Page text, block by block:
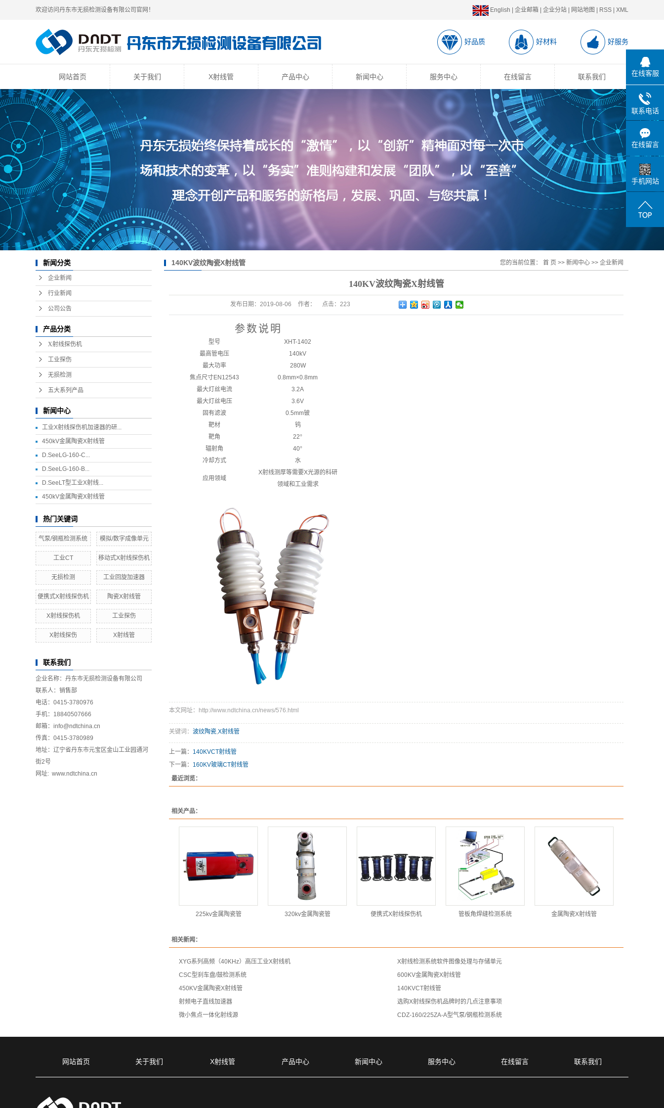
欢迎访问丹东市无损检测设备有限公司官网！ English 企业邮箱 企业分站 网站地图 RSS XML
好品质 好材料 好服务
网站首页 关于我们 X射线管 产品中心 新闻中心 服务中心 在线留言 联系我们
新闻分类
企业新闻
行业新闻
公司公告
产品分类
X射线探伤机
工业探伤
无损检测
五大系列产品
新闻中心
工业X射线探伤机加速器的研...
450kV金属陶瓷X射线管
D.SeeLG-160-C...
D.SeeLG-160-B...
D.SeeLT型工业X射线...
450kV金属陶瓷X射线管
热门关键词
气泵/钢瓶检测系统 模拟/数字成像单元
工业CT 移动式X射线探伤机
无损检测 工业回旋加速器
便携式X射线探伤机 陶瓷X射线管
X射线探伤机 工业探伤
X射线探伤 X射线管
联系我们
企业名称：丹东市无损检测设备有限公司
联系人：销售部
电话：0415-3780976
手机：18840507666
邮箱：info@ndtchina.cn
传真：0415-3780989
地址：辽宁省丹东市元宝区金山工业园通河
街2号
网址: www.ndtchina.cn
140KV波纹陶瓷X射线管 您的当前位置： 首 页 >> 新闻中心 >> 企业新闻
140KV波纹陶瓷X射线管
发布日期： 2019-08-06 作者： 点击： 223
参 数 说 明
型号
XHT-1402
最高管电压
140kV
最大功率
280W
焦点尺寸EN12543 0.8mm×0.8mm
最大灯丝电流
3.2A
最大灯丝电压
3.6V
固有滤波
0.5mm铍
靶材
钨
靶角
22°
辐射角
40°
冷却方式
水
应用领域
X射线测厚等需要X光源的科研
领域和工业需求
本文网址：http://www.ndtchina.cn/news/576.html
关键词： 波纹陶瓷,X射线管
上一篇： 140KVCT射线管
下一篇： 160KV玻璃CT射线管
最近浏览：
相关产品：
225kv金属陶瓷管 320kv金属陶瓷管 便携式X射线探伤机 管板角焊缝检测系统 金属陶瓷X射线管
相关新闻：
XYG系列高频（40KHz）高压工业X射线机
X射线检测系统软件图像处理与存储单元
CSC型刹车盘/鼓检测系统
600KV金属陶瓷X射线管
450KV金属陶瓷X射线管
140KVCT射线管
射频电子直线加速器
选购X射线探伤机品牌时的几点注意事项
微小焦点一体化射线源
CDZ-160/225ZA-A型气泵/钢瓶检测系统
网站首页 关于我们 X射线管 产品中心 新闻中心 服务中心 在线留言 联系我们
在线客服
联系电话
在线留言
手机网站